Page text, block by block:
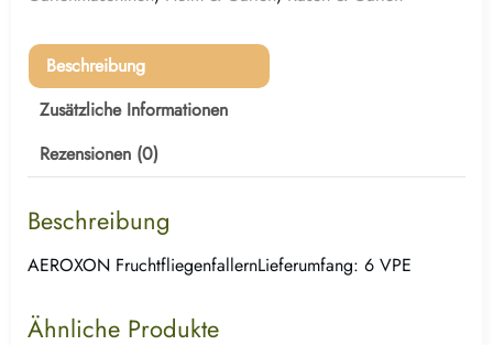
Beschreibung
Zusätzliche Informationen
Rezensionen (0)
Beschreibung
AEROXON FruchtfliegenfallernLieferumfang: 6 VPE
Ähnliche Produkte